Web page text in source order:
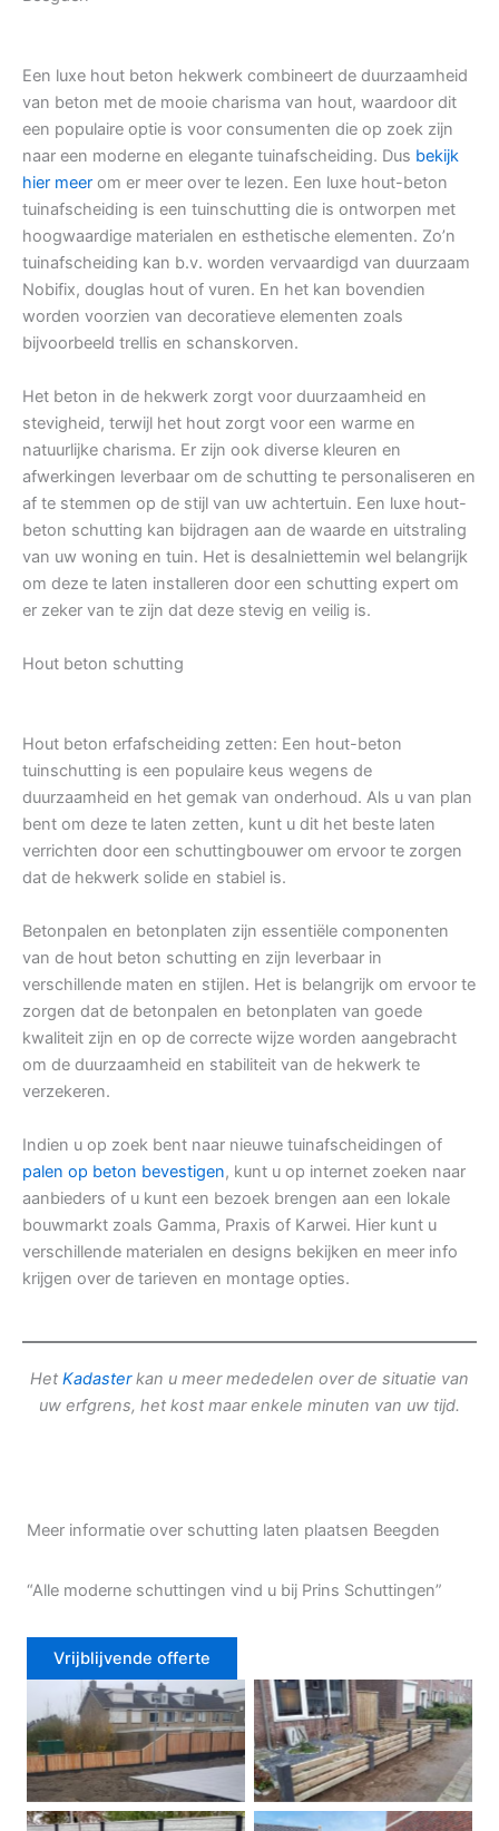
Een luxe hout beton hekwerk combineert de duurzaamheid
van beton met de mooie charisma van hout, waardoor dit
een populaire optie is voor consumenten die op zoek zijn
naar een moderne en elegante tuinafscheiding. Dus bekijk
hier meer om er meer over te lezen. Een luxe hout-beton
tuinafscheiding is een tuinschutting die is ontworpen met
hoogwaardige materialen en esthetische elementen. Zo’n
tuinafscheiding kan b.v. worden vervaardigd van duurzaam
Nobifix, douglas hout of vuren. En het kan bovendien
worden voorzien van decoratieve elementen zoals
bijvoorbeeld trellis en schanskorven.
Het beton in de hekwerk zorgt voor duurzaamheid en
stevigheid, terwijl het hout zorgt voor een warme en
natuurlijke charisma. Er zijn ook diverse kleuren en
afwerkingen leverbaar om de schutting te personaliseren en
af te stemmen op de stijl van uw achtertuin. Een luxe hout-
beton schutting kan bijdragen aan de waarde en uitstraling
van uw woning en tuin. Het is desalniettemin wel belangrijk
om deze te laten installeren door een schutting expert om
er zeker van te zijn dat deze stevig en veilig is.
Hout beton schutting
Hout beton erfafscheiding zetten: Een hout-beton
tuinschutting is een populaire keus wegens de
duurzaamheid en het gemak van onderhoud. Als u van plan
bent om deze te laten zetten, kunt u dit het beste laten
verrichten door een schuttingbouwer om ervoor te zorgen
dat de hekwerk solide en stabiel is.
Betonpalen en betonplaten zijn essentiële componenten
van de hout beton schutting en zijn leverbaar in
verschillende maten en stijlen. Het is belangrijk om ervoor te
zorgen dat de betonpalen en betonplaten van goede
kwaliteit zijn en op de correcte wijze worden aangebracht
om de duurzaamheid en stabiliteit van de hekwerk te
verzekeren.
Indien u op zoek bent naar nieuwe tuinafscheidingen of
palen op beton bevestigen, kunt u op internet zoeken naar
aanbieders of u kunt een bezoek brengen aan een lokale
bouwmarkt zoals Gamma, Praxis of Karwei. Hier kunt u
verschillende materialen en designs bekijken en meer info
krijgen over de tarieven en montage opties.
Het Kadasterkan u meer mededelen over de situatie van
uw erfgrens, het kost maar enkele minuten van uw tijd.
Meer informatie over schutting laten plaatsen Beegden
“Alle moderne schuttingen vind u bij Prins Schuttingen”
Vrijblijvende offerte
Douglas schutting Tuinhek voortuin